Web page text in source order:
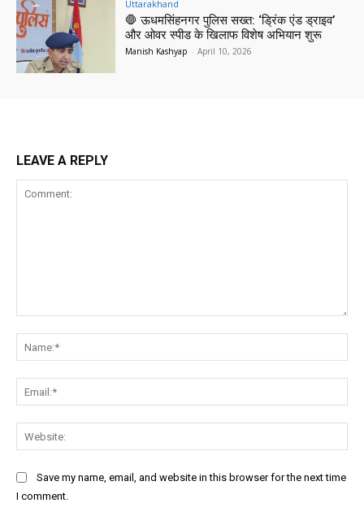
Uttarakhand
🛑 ऊधमसिंहनगर पुलिस सख्त: ‘ड्रिंक एंड ड्राइव’
और ओवर स्पीड के खिलाफ विशेष अभियान शुरू
Manish Kashyap - April 10, 2026
LEAVE A REPLY
Save my name, email, and website in this browser for the next time
I comment.